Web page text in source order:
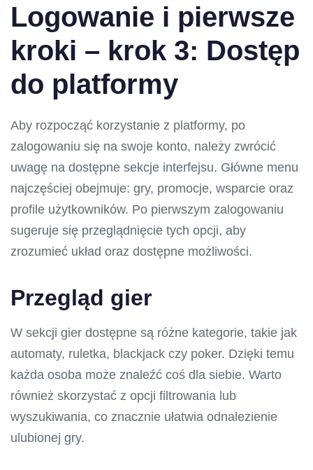
Logowanie i pierwsze
kroki – krok 3: Dostęp
do platformy
Aby rozpocząć korzystanie z platformy, po
zalogowaniu się na swoje konto, należy zwrócić
uwagę na dostępne sekcje interfejsu. Główne menu
najczęściej obejmuje: gry, promocje, wsparcie oraz
profile użytkowników. Po pierwszym zalogowaniu
sugeruje się przeglądnięcie tych opcji, aby
zrozumieć układ oraz dostępne możliwości.
Przegląd gier
W sekcji gier dostępne są różne kategorie, takie jak
automaty, ruletka, blackjack czy poker. Dzięki temu
każda osoba może znaleźć coś dla siebie. Warto
również skorzystać z opcji filtrowania lub
wyszukiwania, co znacznie ułatwia odnalezienie
ulubionej gry.